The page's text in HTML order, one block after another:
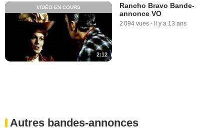
2:12
VIDÉO EN COURS
Rancho Bravo Bande-
annonce VO
2 094 vues - Il y a 13 ans
Autres bandes-annonces